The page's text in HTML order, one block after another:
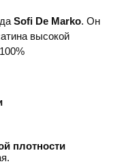
Sofi De Marko. Он
высокой
плотности